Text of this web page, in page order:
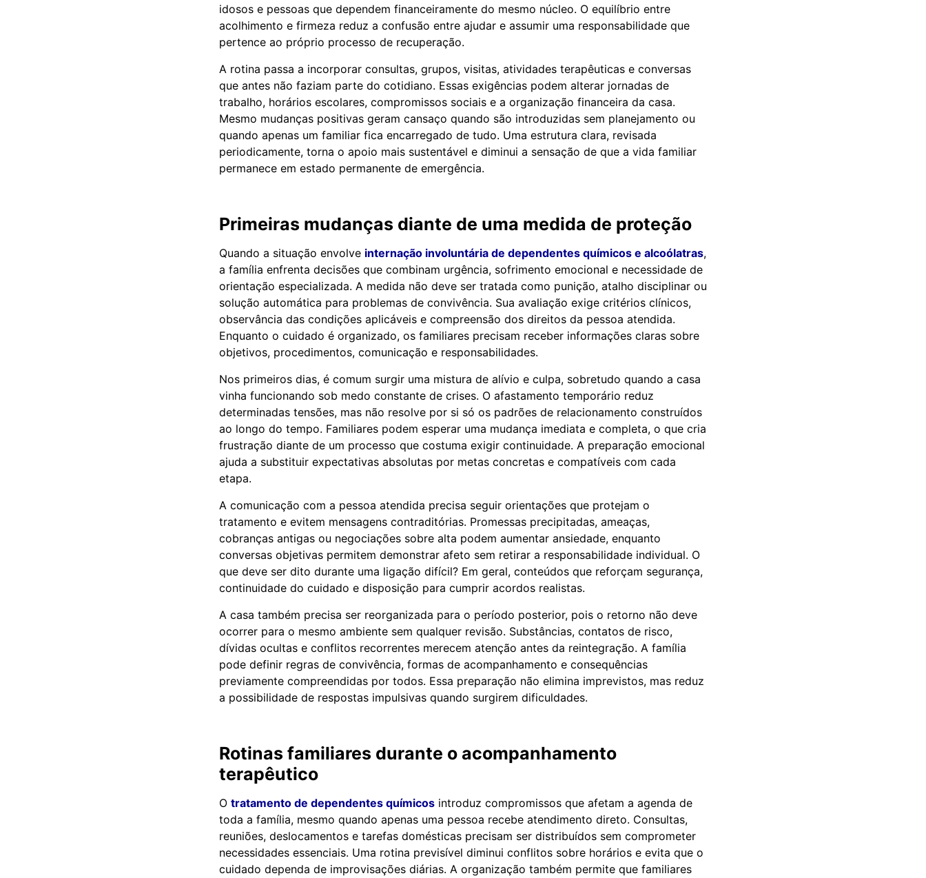
idosos e pessoas que dependem financeiramente do mesmo núcleo. O equilíbrio entre
acolhimento e firmeza reduz a confusão entre ajudar e assumir uma responsabilidade que
pertence ao próprio processo de recuperação.
A rotina passa a incorporar consultas, grupos, visitas, atividades terapêuticas e conversas
que antes não faziam parte do cotidiano. Essas exigências podem alterar jornadas de
trabalho, horários escolares, compromissos sociais e a organização financeira da casa.
Mesmo mudanças positivas geram cansaço quando são introduzidas sem planejamento ou
quando apenas um familiar fica encarregado de tudo. Uma estrutura clara, revisada
periodicamente, torna o apoio mais sustentável e diminui a sensação de que a vida familiar
permanece em estado permanente de emergência.
Primeiras mudanças diante de uma medida de proteção
Quando a situação envolve internação involuntária de dependentes químicos e alcoólatras,
a família enfrenta decisões que combinam urgência, sofrimento emocional e necessidade de
orientação especializada. A medida não deve ser tratada como punição, atalho disciplinar ou
solução automática para problemas de convivência. Sua avaliação exige critérios clínicos,
observância das condições aplicáveis e compreensão dos direitos da pessoa atendida.
Enquanto o cuidado é organizado, os familiares precisam receber informações claras sobre
objetivos, procedimentos, comunicação e responsabilidades.
Nos primeiros dias, é comum surgir uma mistura de alívio e culpa, sobretudo quando a casa
vinha funcionando sob medo constante de crises. O afastamento temporário reduz
determinadas tensões, mas não resolve por si só os padrões de relacionamento construídos
ao longo do tempo. Familiares podem esperar uma mudança imediata e completa, o que cria
frustração diante de um processo que costuma exigir continuidade. A preparação emocional
ajuda a substituir expectativas absolutas por metas concretas e compatíveis com cada
etapa.
A comunicação com a pessoa atendida precisa seguir orientações que protejam o
tratamento e evitem mensagens contraditórias. Promessas precipitadas, ameaças,
cobranças antigas ou negociações sobre alta podem aumentar ansiedade, enquanto
conversas objetivas permitem demonstrar afeto sem retirar a responsabilidade individual. O
que deve ser dito durante uma ligação difícil? Em geral, conteúdos que reforçam segurança,
continuidade do cuidado e disposição para cumprir acordos realistas.
A casa também precisa ser reorganizada para o período posterior, pois o retorno não deve
ocorrer para o mesmo ambiente sem qualquer revisão. Substâncias, contatos de risco,
dívidas ocultas e conflitos recorrentes merecem atenção antes da reintegração. A família
pode definir regras de convivência, formas de acompanhamento e consequências
previamente compreendidas por todos. Essa preparação não elimina imprevistos, mas reduz
a possibilidade de respostas impulsivas quando surgirem dificuldades.
Rotinas familiares durante o acompanhamento
terapêutico
O tratamento de dependentes químicos introduz compromissos que afetam a agenda de
toda a família, mesmo quando apenas uma pessoa recebe atendimento direto. Consultas,
reuniões, deslocamentos e tarefas domésticas precisam ser distribuídos sem comprometer
necessidades essenciais. Uma rotina previsível diminui conflitos sobre horários e evita que o
cuidado dependa de improvisações diárias. A organização também permite que familiares